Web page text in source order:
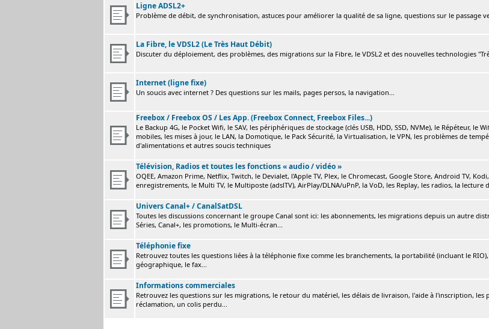
Ligne ADSL2+
Problème de débit, de synchronisation, astuces pour améliorer la qualité de sa ligne, questions sur le passage
La Fibre, le VDSL2 (Le Très Haut Débit)
Discuter du déploiement, des problèmes, des migrations sur la Fibre, le VDSL2 et des nouvelles technologies
Internet (ligne fixe)
Un soucis avec internet ? Des questions sur les mails, pages persos, la navigation...
Freebox / Freebox OS / Les App. (Freebox Connect, Freebox Files...)
Le Backup 4G, le Pocket Wifi, le SAV, les périphériques de stockage (clés USB, HDD, SSD, NVMe), le Répéteur, le
mobiles, les mises à jour, le LAN, la Domotique, le Pack Sécurité, la Virtualisation, le VPN, les problèmes de
d'alimentations et autres soucis techniques
Télévision, Radios et toutes les fonctions « audio / vidéo »
OQEE, Amazon Prime, Netflix, Twitch, le Devialet, l'Apple TV, Plex, le Chromecast, Google Store, Android TV,
enregistrements, le Multi TV, le Multiposte (adslTV), AirPlay/DLNA/uPnP, la VoD, les Replay, les radios, la lecture
Univers Canal+ / CanalSatDSL
Toutes les discussions concernant le groupe Canal sont ici: les abonnements, les migrations depuis un autre
Séries, Canal+, les promotions, le Multi-écran...
Téléphonie fixe
Retrouvez toutes les questions liées à la téléphonie fixe comme les branchements, la portabilité (incluant le RIO),
géographique, le fax...
Informations commerciales
Retrouvez les questions sur les migrations, le retour du matériel, les délais de livraison, l'aide à l'inscription, les
réclamation, un colis perdu...